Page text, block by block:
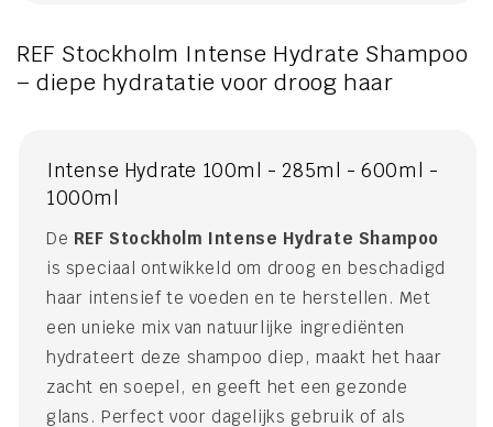
REF Stockholm Intense Hydrate Shampoo
– diepe hydratatie voor droog haar
Intense Hydrate 100ml - 285ml - 600ml -
1000ml
De REF Stockholm Intense Hydrate Shampoo
is speciaal ontwikkeld om droog en beschadigd
haar intensief te voeden en te herstellen. Met
een unieke mix van natuurlijke ingrediënten
hydrateert deze shampoo diep, maakt het haar
zacht en soepel, en geeft het een gezonde
glans. Perfect voor dagelijks gebruik of als